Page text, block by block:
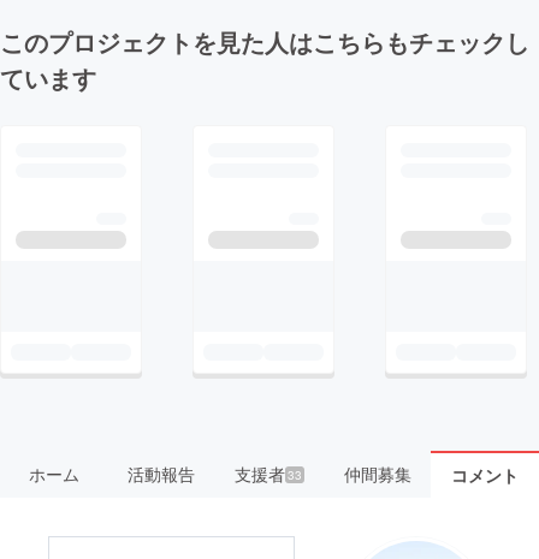
このプロジェクトを見た人はこちらもチェックし
ています
ホーム 活動報告 支援者33 仲間募集 コメント